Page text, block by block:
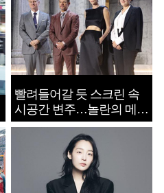
빨려들어갈 듯 스크린 속
시공간 변주…놀란의 메시
지는 ‘전쟁 속죄’